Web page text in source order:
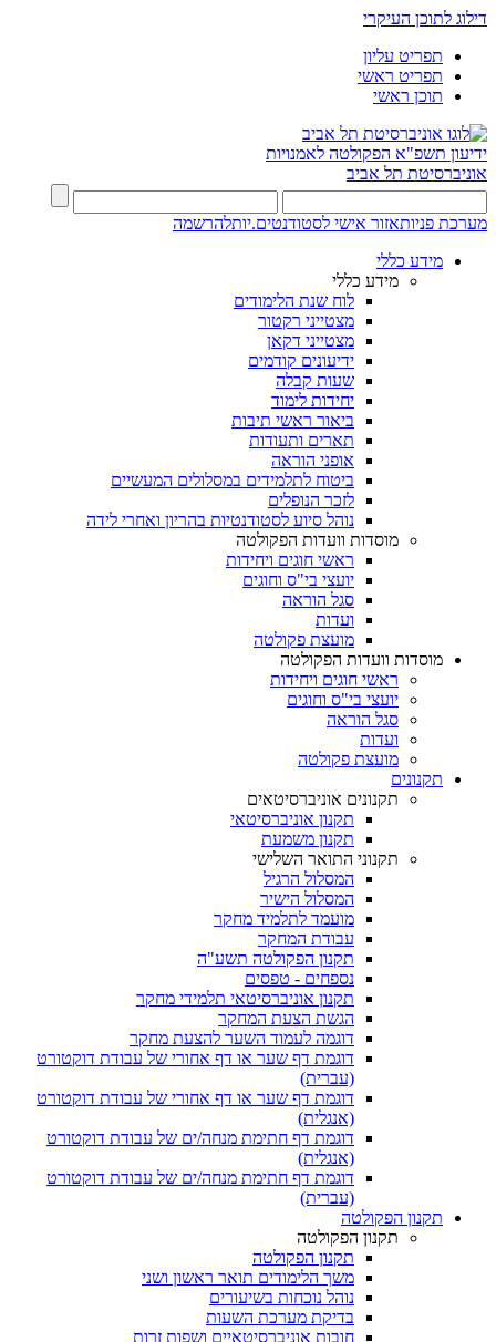
דילוג לתוכן העיקרי
תפריט עליון
תפריט ראשי
תוכן ראשי
ידיעון תשפ"א הפקולטה לאמנויות
אוניברסיטת תל אביב
מערכת פניותאזור אישי לסטודנטים.יותלהרשמה
מידע כללי
מידע כללי
לוח שנת הלימודים
מצטייני רקטור
מצטייני דקאן
ידיעונים קודמים
שעות קבלה
יחידות לימוד
ביאור ראשי תיבות
תארים ותעודות
אופני הוראה
ביטוח לתלמידים במסלולים המעשיים
לזכר הנופלים
נוהל סיוע לסטודנטיות בהריון ואחרי לידה
מוסדות וועדות הפקולטה
ראשי חוגים ויחידות
יועצי בי"ס וחוגים
סגל הוראה
ועדות
מועצת פקולטה
מוסדות וועדות הפקולטה
ראשי חוגים ויחידות
יועצי בי"ס וחוגים
סגל הוראה
ועדות
מועצת פקולטה
תקנונים
תקנונים אוניברסיטאים
תקנון אוניברסיטאי
תקנון משמעת
תקנוני התואר השלישי
המסלול הרגיל
המסלול הישיר
מועמד לתלמיד מחקר
עבודת המחקר
תקנון הפקולטה תשע"ה
נספחים - טפסים
תקנון אוניברסיטאי תלמידי מחקר
הגשת הצעת המחקר
דוגמה לעמוד השער להצעת מחקר
דוגמת דף שער או דף אחורי של עבודת דוקטורט
(עברית)
דוגמת דף שער או דף אחורי של עבודת דוקטורט
(אנגלית)
דוגמת דף חתימת מנחה/ים של עבודת דוקטורט
(אנגלית)
דוגמת דף חתימת מנחה/ים של עבודת דוקטורט
(עברית)
תקנון הפקולטה
תקנון הפקולטה
תקנון הפקולטה
משך הלימודים תואר ראשון ושני
נוהל נוכחות בשיעורים
בדיקת מערכת השעות
חובות אוניברסיטאיים ושפות זרות